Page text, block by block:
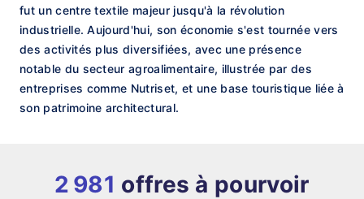
fut un centre textile majeur jusqu'à la révolution
industrielle. Aujourd'hui, son économie s'est tournée vers
des activités plus diversifiées, avec une présence
notable du secteur agroalimentaire, illustrée par des
entreprises comme Nutriset, et une base touristique liée à
son patrimoine architectural.
2 981 offres à pourvoir